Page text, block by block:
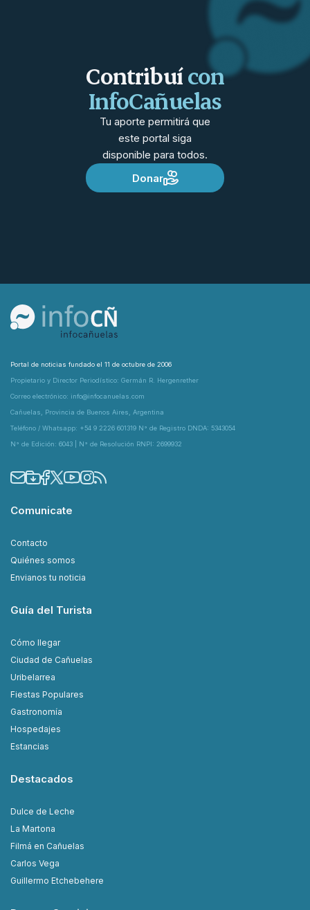
Contribuícon
InfoCañuelas
Tu aporte permitirá que
este portal siga
disponible para todos.
Donar
Portal de noticias fundado el 11 de octubre de 2006
Propietario y Director Periodístico: Germán R. Hergenrether
Correo electrónico: info@infocanuelas.com
Cañuelas, Provincia de Buenos Aires, Argentina
Teléfono / Whatsapp: +54 9 2226 601319 N° de Registro DNDA: 5343054
N° de Edición: 6043 | N° de Resolución RNPI: 2699932
Comunicate
Contacto
Quiénes somos
Envianos tu noticia
Guía del Turista
Cómo llegar
Ciudad de Cañuelas
Uribelarrea
Fiestas Populares
Gastronomía
Hospedajes
Estancias
Destacados
Dulce de Leche
La Martona
Filmá en Cañuelas
Carlos Vega
Guillermo Etchebehere